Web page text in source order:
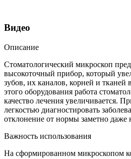
Видео
Описание
Стоматологический микроскоп
высокоточный прибор, который
зубов, их каналов, корней и
этого оборудования работа
качество лечения увеличивается.
легкостью диагностировать
отклонение от нормы заметно даже
Важность использования
На сформированном микроскопом